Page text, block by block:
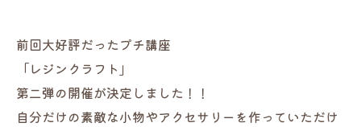
前回大好評だったプチ講座
「レジンクラフト」
第二弾の開催が決定しました！！
自分だけの素敵な小物やアクセサリーを作っていただけ